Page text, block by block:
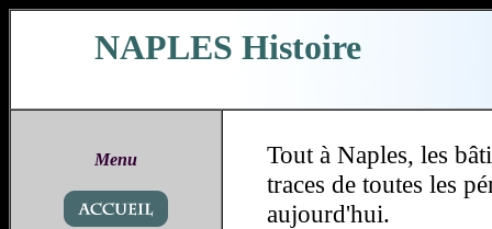
NAPLES Histoire
Menu
Tout à Naples, les
traces de toutes les
aujourd'hui.